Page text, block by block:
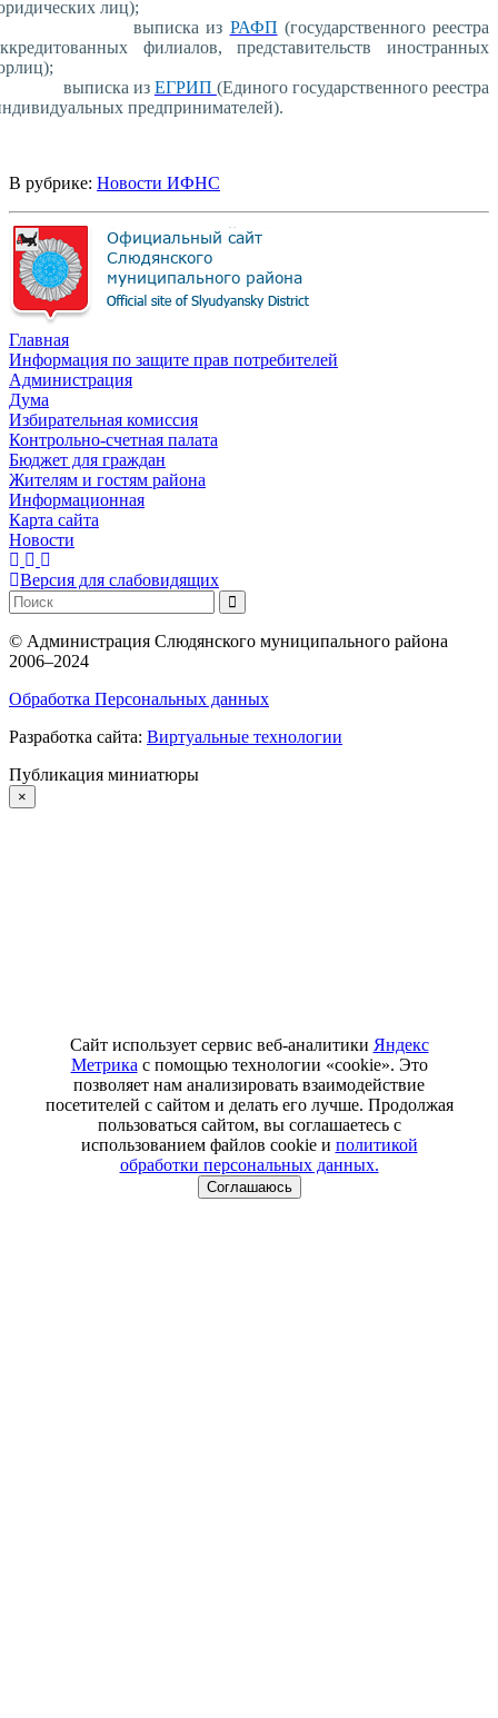
лиц);
выписка из РАФП (государственного реестра
филиалов, представительств иностранных
выписка из ЕГРИП (Единого государственного реестра
предпринимателей).
В рубрике: Новости ИФНС
Главная
Информация по защите прав потребителей
Администрация
Дума
Избирательная комиссия
Контрольно-счетная палата
Бюджет для граждан
Жителям и гостям района
Информационная
Карта сайта
Новости
Версия для слабовидящих
© Администрация Слюдянского муниципального района
2006–2024
Обработка Персональных данных
Разработка сайта: Виртуальные технологии
Публикация миниатюры
×
Сайт использует сервис веб-аналитики Яндекс
Метрика с помощью технологии «cookie». Это
позволяет нам анализировать взаимодействие
посетителей с сайтом и делать его лучше. Продолжая
пользоваться сайтом, вы соглашаетесь с
использованием файлов cookie и политикой
обработки персональных данных.
Соглашаюсь